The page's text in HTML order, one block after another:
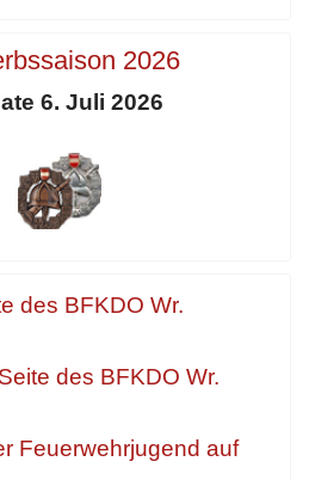
2026
6. Juli 2026
des BFKDO Wr.
des BFKDO Wr.
Feuerwehrjugend auf